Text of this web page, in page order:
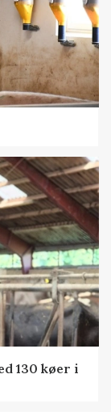
130 køer i